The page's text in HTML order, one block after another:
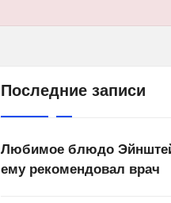
Последние записи
Любимое блюдо
ему рекомендовал врач